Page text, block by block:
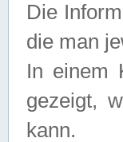
Die
die man
In einem
gezeigt,
kann.